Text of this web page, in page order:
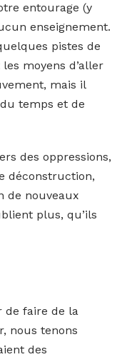
entourage (y
enseignement.
pistes de
moyens d’aller
mais il
temps et de
des oppressions,
déconstruction,
de nouveaux
plus, qu’ils
de faire de la
nous tenons
des